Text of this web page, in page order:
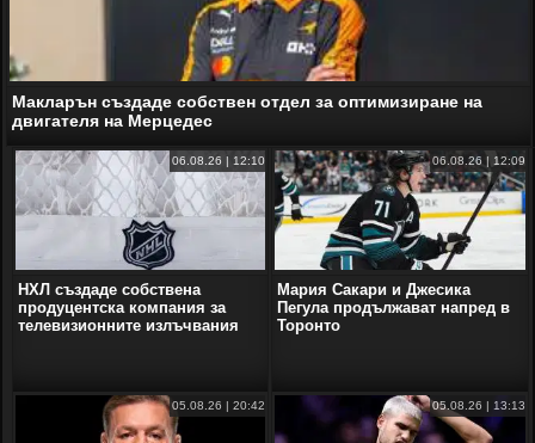
Макларън създаде собствен отдел за оптимизиране на
двигателя на Мерцедес
06.08.26 | 12:10
НХЛ създаде собствена
продуцентска компания за
телевизионните излъчвания
06.08.26 | 12:09
Мария Сакари и Джесика
Пегула продължават напред в
Торонто
05.08.26 | 20:42 05.08.26 | 13:13